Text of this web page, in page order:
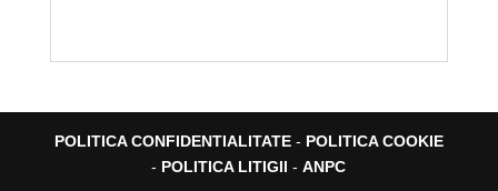
POLITICA CONFIDENTIALITATE- POLITICA COOKIE
- POLITICA LITIGII -ANPC